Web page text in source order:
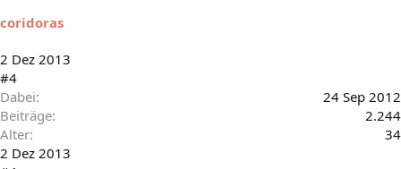
coridoras
2 Dez 2013
#4
Dabei
24 Sep 2012
Beiträge
2.244
Alter
34
2 Dez 2013